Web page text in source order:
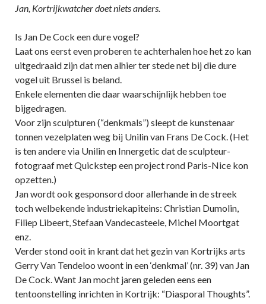
Jan, Kortrijkwatcher doet niets anders.
Is Jan De Cock een dure vogel?
Laat ons eerst even proberen te achterhalen hoe het zo kan
uitgedraaid zijn dat men alhier ter stede net bij die dure
vogel uit Brussel is beland.
Enkele elementen die daar waarschijnlijk hebben toe
bijgedragen.
Voor zijn sculpturen (“denkmals”) sleept de kunstenaar
tonnen vezelplaten weg bij Unilin van Frans De Cock. (Het
is ten andere via Unilin en Innergetic dat de sculpteur-
fotograaf met Quickstep een project rond Paris-Nice kon
opzetten.)
Jan wordt ook gesponsord door allerhande in de streek
toch welbekende industriekapiteins: Christian Dumolin,
Filiep Libeert, Stefaan Vandecasteele, Michel Moortgat
enz.
Verder stond ooit in krant dat het gezin van Kortrijks arts
Gerry Van Tendeloo woont in een ‘denkmal’ (nr. 39) van Jan
De Cock. Want Jan mocht jaren geleden eens een
tentoonstelling inrichten in Kortrijk: “Diasporal Thoughts”.